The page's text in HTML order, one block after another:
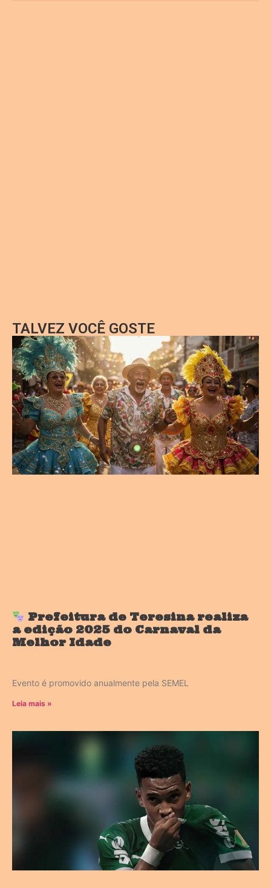
TALVEZ VOCÊ GOSTE
Prefeitura de Teresina realiza
a edição 2025 do Carnaval da
Melhor Idade
Evento é promovido anualmente pela SEMEL
Leia mais »